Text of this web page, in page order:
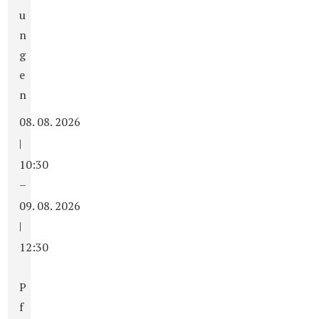
u
n
g
e
n
08. 08. 2026
|
10:30
–
09. 08. 2026
|
12:30
P
f